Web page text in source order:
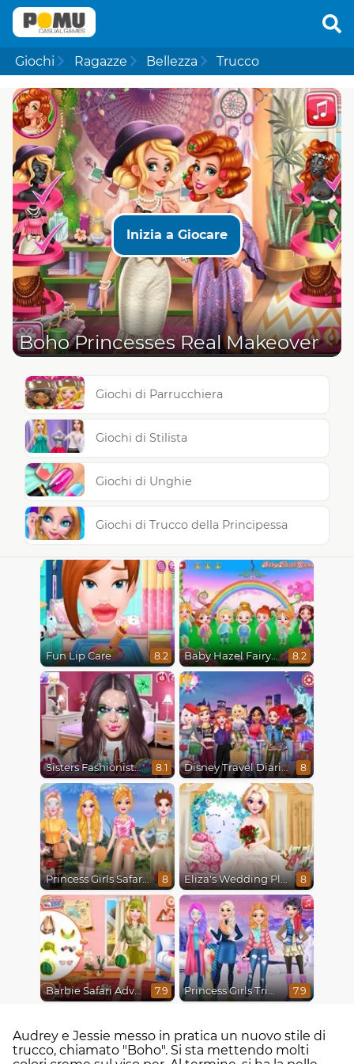
Giochi Ragazze Bellezza Trucco
Inizia a Giocare
Boho Princesses Real Makeover
Giochi di Parrucchiera
Giochi di Stilista
Giochi di Unghie
Giochi di Trucco della Principessa
Fun Lip Care 8.2 Baby Hazel Fairyland Ballet 8.2
Sisters Fashionista Makeup 8.1 Disney Travel Diaries: City Break 8
Princess Girls Safari Trip 8 Eliza's Wedding Planner 8
Barbie Safari Adventure 7.9 Princess Girls Trip To Aspen 7.9
Audrey e Jessie messo in pratica un nuovo stile di
trucco, chiamato "Boho". Si sta mettendo molti